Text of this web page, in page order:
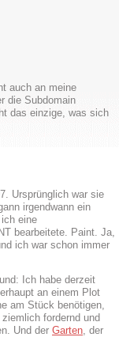
auch an meine
die Subdomain
das einzige, was sich
Ursprünglich war sie
irgendwann ein
eine
bearbeitete. Paint. Ja,
ich war schon immer
Ich habe derzeit
an einem Plot
am Stück benötigen,
fordernd und
Und der Garten, der